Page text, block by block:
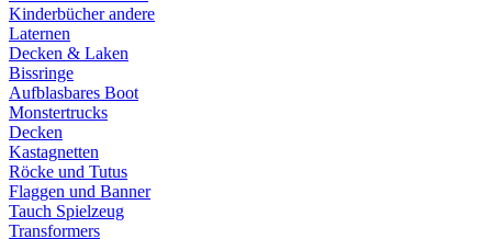
Kinderbücher andere
Laternen
Decken & Laken
Bissringe
Aufblasbares Boot
Monstertrucks
Decken
Kastagnetten
Röcke und Tutus
Flaggen und Banner
Tauch Spielzeug
Transformers